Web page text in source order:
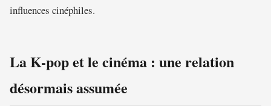
influences cinéphiles.
La K-pop et le cinéma : une relation
désormais assumée